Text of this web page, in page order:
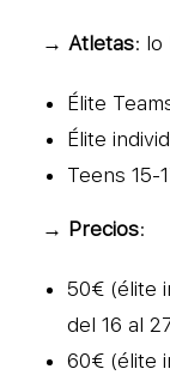
→ Atletas: lo
Élite
Élite
Teens 15-
→ Precios:
50€ (élite
del 16 al
60€ (élite